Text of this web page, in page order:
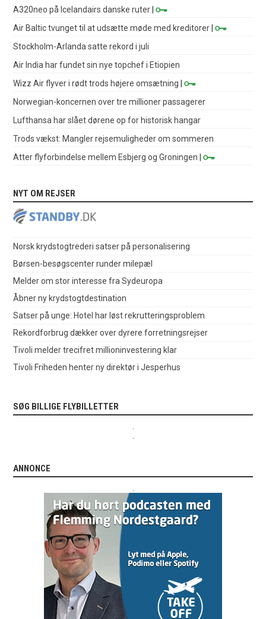
A320neo på Icelandairs danske ruter |
Air Baltic tvunget til at udsætte møde med kreditorer |
Stockholm-Arlanda satte rekord i juli
Air India har fundet sin nye topchef i Etiopien
Wizz Air flyver i rødt trods højere omsætning |
Norwegian-koncernen over tre millioner passagerer
Lufthansa har slået dørene op for historisk hangar
Trods vækst: Mangler rejsemuligheder om sommeren
Atter flyforbindelse mellem Esbjerg og Groningen |
NYT OM REJSER
Norsk krydstogtrederi satser på personalisering
Børsen-besøgscenter runder milepæl
Melder om stor interesse fra Sydeuropa
Åbner ny krydstogtdestination
Satser på unge: Hotel har løst rekrutteringsproblem
Rekordforbrug dækker over dyrere forretningsrejser
Tivoli melder trecifret millioninvestering klar
Tivoli Friheden henter ny direktør i Jesperhus
SØG BILLIGE FLYBILLETTER
ANNONCE